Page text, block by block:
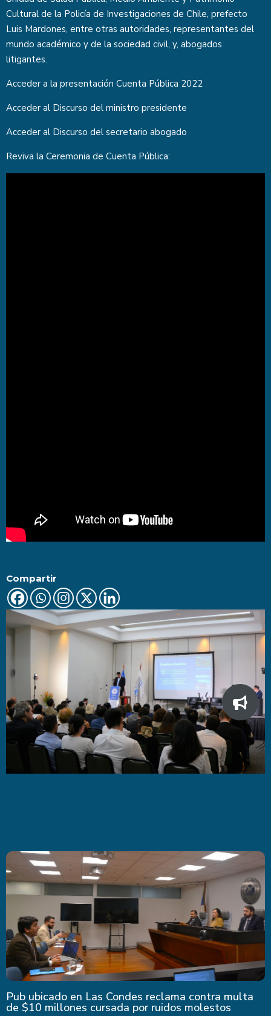
Cultural de la Policía de Investigaciones de Chile, prefecto
Luis Mardones, entre otras autoridades, representantes del
mundo académico y de la sociedad civil, y, abogados
litigantes.
Acceder a la presentación Cuenta Pública 2022
Acceder al Discurso del ministro presidente
Acceder al Discurso del secretario abogado
Reviva la Ceremonia de Cuenta Pública:
Compartir
Pub ubicado en Las Condes reclama contra multa
de $10 millones cursada por ruidos molestos